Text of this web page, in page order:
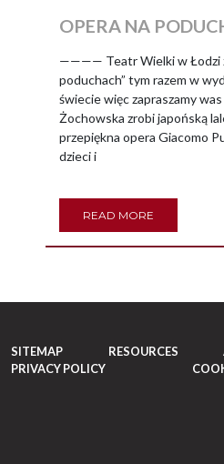
OPERA NA
———— Teatr Wielki w Łodzi
poduchach” tym razem w
świecie więc zapraszamy
Żochowska zrobi japońską
przepiękna opera Giacomo
dzieci i
READ MORE
SITEMAP RESOURCES
PRIVACY POLICY